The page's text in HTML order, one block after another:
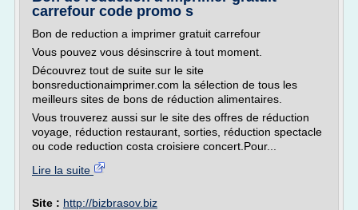
carrefour code promo s
Bon de reduction a imprimer gratuit carrefour
Vous pouvez vous désinscrire à tout moment.
Découvrez tout de suite sur le site
bonsreductionaimprimer.com la sélection de tous les
meilleurs sites de bons de réduction alimentaires.
Vous trouverez aussi sur le site des offres de réduction
voyage, réduction restaurant, sorties, réduction spectacle
ou code reduction costa croisiere concert.Pour...
Lire la suite
Site : http://bizbrasov.biz